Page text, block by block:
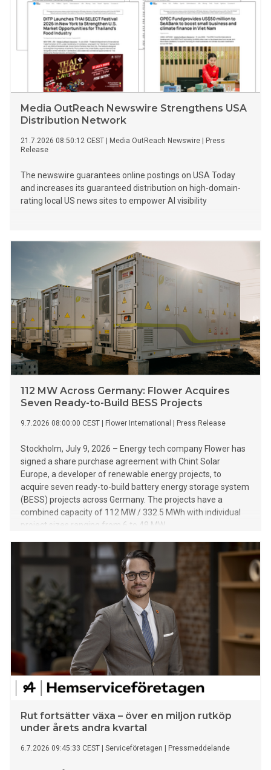
Media OutReach Newswire Strengthens USA
Distribution Network
21.7.2026 08:50:12 CEST Media OutReach Newswire
Press
Release
The newswire guarantees online postings on USA Today
and increases its guaranteed distribution on high-domain-
rating local US news sites to empower AI visibility
112 MW Across Germany: Flower Acquires
Seven Ready-to-Build BESS Projects
9.7.2026 08:00:00 CEST Flower International Press Release
Stockholm, July 9, 2026 – Energy tech company Flower has
signed a share purchase agreement with Chint Solar
Europe, a developer of renewable energy projects, to
acquire seven ready-to-build battery energy storage system
(BESS) projects across Germany. The projects have a
combined capacity of 112 MW / 332.5 MWh with individual
project sizes ranging from 6 to 48 MW.
Rut fortsätter växa – över en miljon rutköp
under årets andra kvartal
6.7.2026 09:45:33 CEST Serviceföretagen Pressmeddelande